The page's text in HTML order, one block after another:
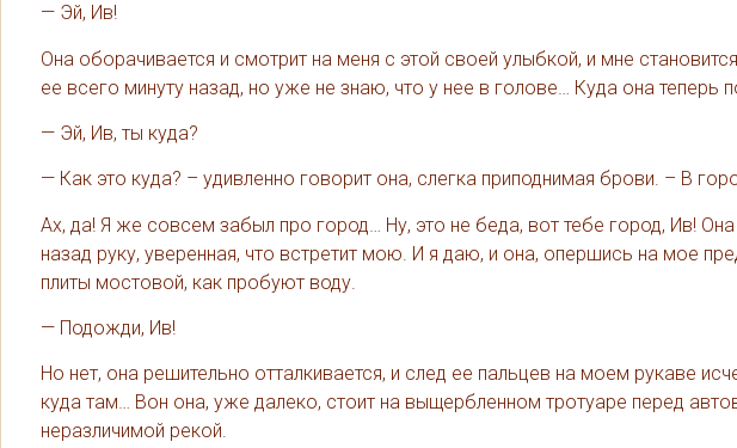
— Эй, Ив!
Она оборачивается и смотрит на меня с этой своей улыбкой, и мне
ее всего минуту назад, но уже не знаю, что у нее в голове… Куда она теперь
— Эй, Ив, ты куда?
— Как это куда? – удивленно говорит она, слегка приподнимая брови. – В
Ах, да! Я же совсем забыл про город… Ну, это не беда, вот тебе город, Ив! Она
назад руку, уверенная, что встретит мою. И я даю, и она, опершись на мое
плиты мостовой, как пробуют воду.
— Подожди, Ив!
Но нет, она решительно отталкивается, и след ее пальцев на моем рукаве
куда там… Вон она, уже далеко, стоит на выщербленном тротуаре перед
неразличимой рекой.